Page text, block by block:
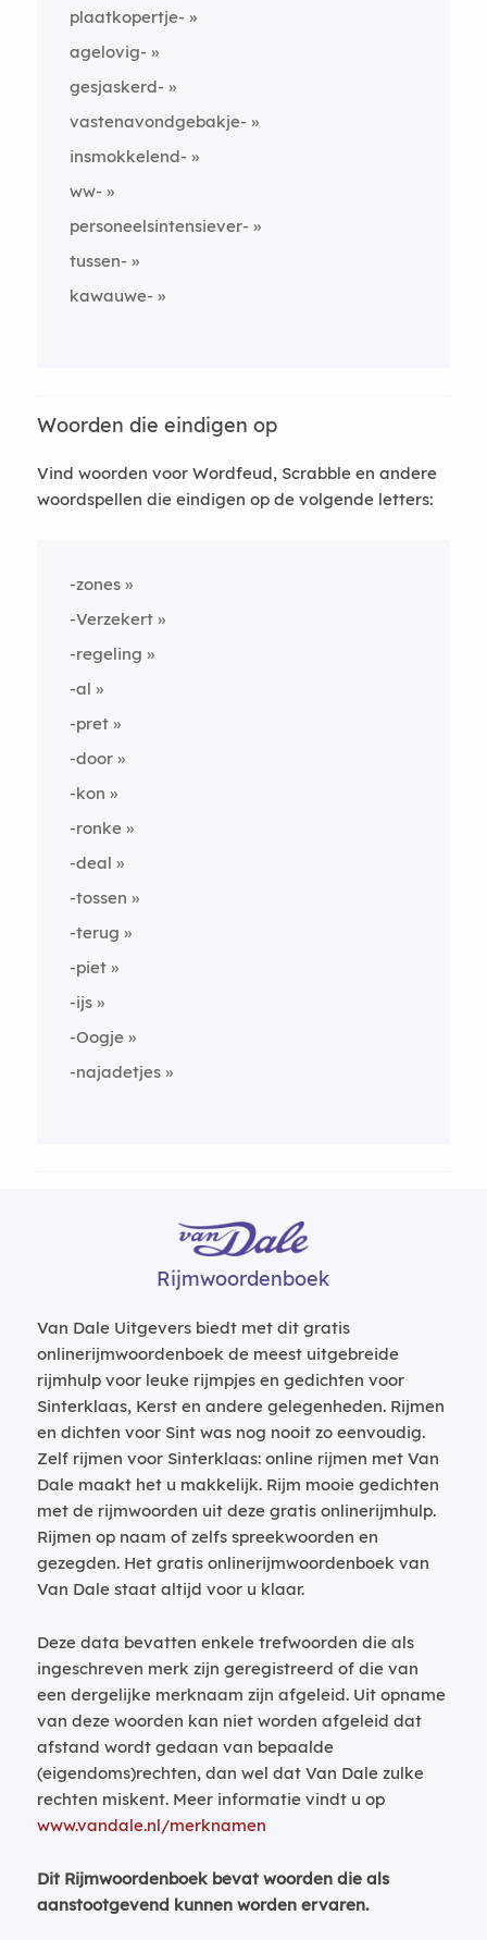
plaatkopertje-
agelovig-
gesjaskerd-
vastenavondgebakje-
insmokkelend-
ww-
personeelsintensiever-
tussen-
kawauwe-
Woorden die eindigen op
Vind woorden voor Wordfeud, Scrabble en andere
woordspellen die eindigen op de volgende letters:
-zones
-Verzekert
-regeling
-al
-pret
-door
-kon
-ronke
-deal
-tossen
-terug
-piet
-ijs
-Oogje
-najadetjes
Rijmwoordenboek
Van Dale Uitgevers biedt met dit gratis
onlinerijmwoordenboek de meest uitgebreide
rijmhulp voor leuke rijmpjes en gedichten voor
Sinterklaas, Kerst en andere gelegenheden. Rijmen
en dichten voor Sint was nog nooit zo eenvoudig.
Zelf rijmen voor Sinterklaas: online rijmen met Van
Dale maakt het u makkelijk. Rijm mooie gedichten
met de rijmwoorden uit deze gratis onlinerijmhulp.
Rijmen op naam of zelfs spreekwoorden en
gezegden. Het gratis onlinerijmwoordenboek van
Van Dale staat altijd voor u klaar.
Deze data bevatten enkele trefwoorden die als
ingeschreven merk zijn geregistreerd of die van
een dergelijke merknaam zijn afgeleid. Uit opname
van deze woorden kan niet worden afgeleid dat
afstand wordt gedaan van bepaalde
(eigendoms)rechten, dan wel dat Van Dale zulke
rechten miskent. Meer informatie vindt u op
www.vandale.nl/merknamen
Dit Rijmwoordenboek bevat woorden die als
aanstootgevend kunnen worden ervaren.